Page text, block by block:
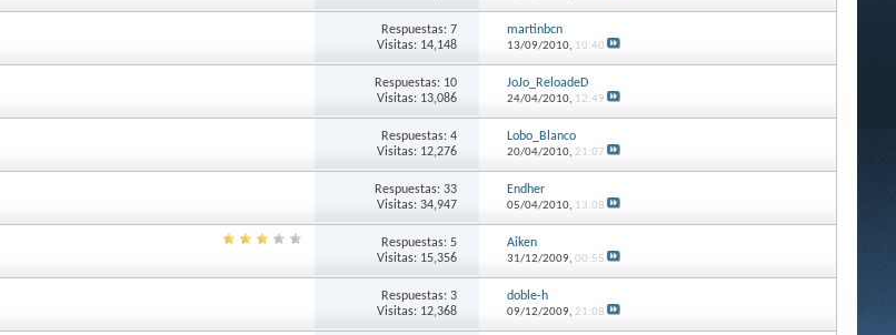
Respuestas: 7
Visitas: 14,148
martinbcn
13/09/2010, 10:40
Respuestas: 10
Visitas: 13,086
JoJo_ReloadeD
24/04/2010, 12:49
Respuestas: 4
Visitas: 12,276
Lobo_Blanco
20/04/2010, 21:07
Respuestas: 33
Visitas: 34,947
Endher
05/04/2010, 13:08
Respuestas: 5
Visitas: 15,356
Aiken
31/12/2009, 00:55
Respuestas: 3
Visitas: 12,368
doble-h
09/12/2009, 21:08